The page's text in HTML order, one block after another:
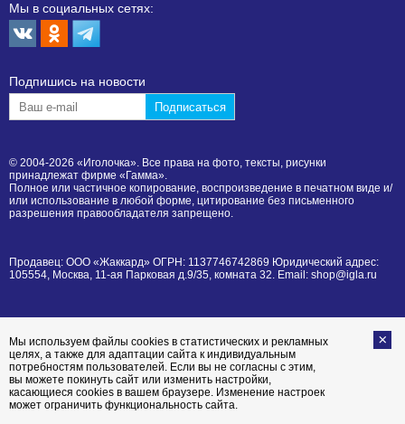
Мы в социальных сетях:
Подпишиcь на новости
© 2004-2026 «Иголочка». Все права на фото, тексты, рисунки
принадлежат фирме «Гамма».
Полное или частичное копирование, воспроизведение в печатном виде и/
или использование в любой форме, цитирование без письменного
разрешения правообладателя запрещено.
Продавец: ООО «Жаккард» ОГРН: 1137746742869 Юридический адрес:
105554, Москва, 11-ая Парковая д.9/35, комната 32. Email: shop@igla.ru
Мы используем файлы cookies в статистических и рекламных
целях, а также для адаптации сайта к индивидуальным
потребностям пользователей. Если вы не согласны с этим,
вы можете покинуть сайт или изменить настройки,
касающиеся cookies в вашем браузере. Изменение настроек
может ограничить функциональность сайта.